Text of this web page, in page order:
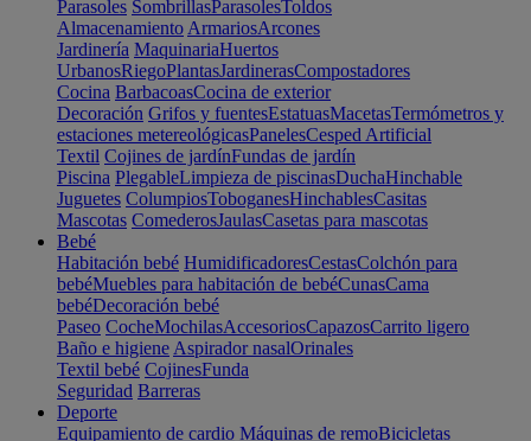
Parasoles SombrillasParasolesToldos
Almacenamiento ArmariosArcones
Jardinería MaquinariaHuertos
UrbanosRiegoPlantasJardinerasCompostadores
Cocina BarbacoasCocina de exterior
Decoración Grifos y fuentesEstatuasMacetasTermómetros y
estaciones metereológicasPanelesCesped Artificial
Textil Cojines de jardínFundas de jardín
Piscina PlegableLimpieza de piscinasDuchaHinchable
Juguetes ColumpiosToboganesHinchablesCasitas
Mascotas ComederosJaulasCasetas para mascotas
Bebé
Habitación bebé HumidificadoresCestasColchón para
bebéMuebles para habitación de bebéCunasCama
bebéDecoración bebé
Paseo CocheMochilasAccesoriosCapazosCarrito ligero
Baño e higiene Aspirador nasalOrinales
Textil bebé CojinesFunda
Seguridad Barreras
Deporte
Equipamiento de cardio Máquinas de remoBicicletas